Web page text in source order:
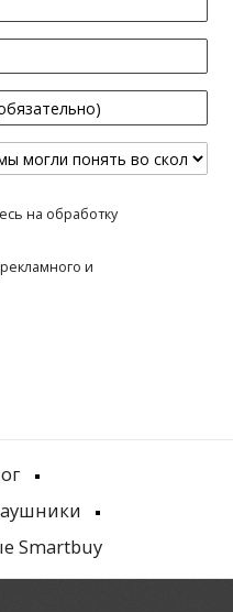
на обработку
и
Smartbuy